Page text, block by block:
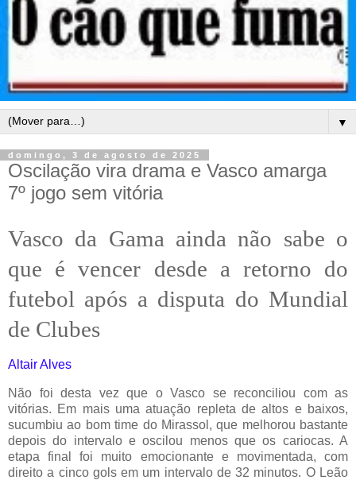
▼
domingo, 3 de agosto de 2025
Oscilação vira drama e Vasco amarga
7º jogo sem vitória
Vasco da Gama ainda não sabe o
que é vencer desde a retorno do
futebol após a disputa do Mundial
de Clubes
Altair Alves
Não foi desta vez que o Vasco se reconciliou com as
vitórias. Em mais uma atuação repleta de altos e baixos,
sucumbiu ao bom time do Mirassol, que melhorou bastante
depois do intervalo e oscilou menos que os cariocas. A
etapa final foi muito emocionante e movimentada, com
direito a cinco gols em um intervalo de 32 minutos. O Leão